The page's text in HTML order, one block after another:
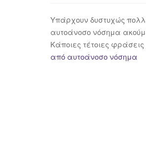
Υπάρχουν δυστυχώς
αυτοάνοσο νόσημα
Κάποιες τέτοιες
από αυτοάνοσο νόσημα